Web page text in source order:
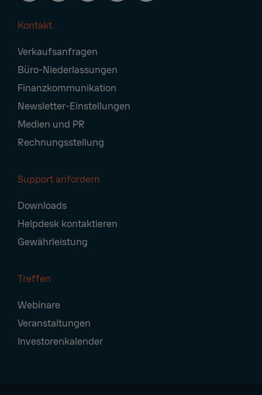
Navigation
Kontakt
Verkaufsanfragen
Büro-Niederlassungen
Finanzkommunikation
Newsletter-Einstellungen
Medien und PR
Rechnungsstellung
Support anfordern
Downloads
Helpdesk kontaktieren
Gewährleistung
Treffen
Webinare
Veranstaltungen
Investorenkalender